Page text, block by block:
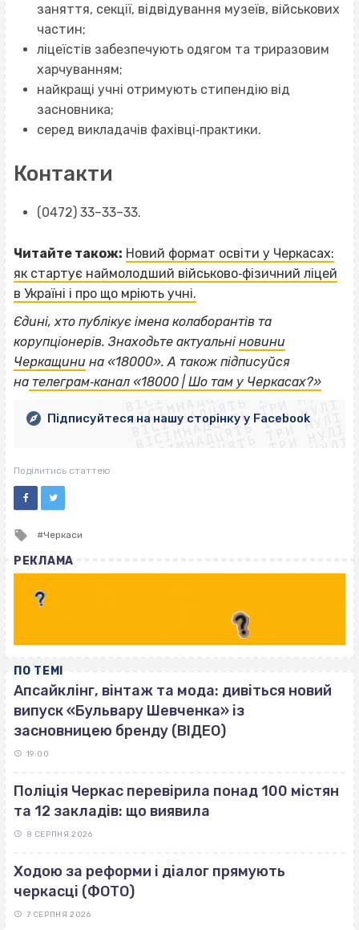
заняття, секції, відвідування музеїв, військових
частин;
ліцеїстів забезпечують одягом та триразовим
харчуванням;
найкращі учні отримують стипендію від
засновника;
серед викладачів фахівці‐практики.
Контакти
(0472) 33–33–33.
Читайте також: Новий формат освіти у Черкасах:
як стартує наймолодший військово‐фізичний ліцей
в Україні і про що мріють учні.
Єдині, хто публікує імена колаборантів та
корупціонерів. Знаходьте актуальні новини
Черкащини на «18000». А також підписуйся
на телеграм‐канал «18000 | Шо там у Черкасах?»
ВІСІМНАДЦЯТЬ ТРИ НУЛІ
ВІСІМНАДЦЯТЬ ТРИ НУЛІ
ВІСІМНАДЦЯТЬ ТРИ НУЛІ
ВІСІМНАДЦЯТЬ ТРИ НУЛІ
ВІСІМНАДЦЯТЬ ТРИ НУЛІ
ВІСІМНАДЦЯТЬ ТРИ НУЛІ
ВІСІМНАДЦЯТЬ ТРИ НУЛІ
ВІСІМНАДЦЯТЬ ТРИ НУЛІ
Підписуйтеся на нашу сторінку у Facebook
Поділитись статтею
Tagged
Черкаси
РЕКЛАМА
ПО ТЕМІ
Апсайклінг, вінтаж та мода: дивіться новий
випуск «Бульвару Шевченка» із
засновницею бренду (ВІДЕО)
19:00
Поліція Черкас перевірила понад 100 містян
та 12 закладів: що виявила
8 СЕРПНЯ 2026
Ходою за реформи і діалог прямують
черкасці (ФОТО)
7 СЕРПНЯ 2026